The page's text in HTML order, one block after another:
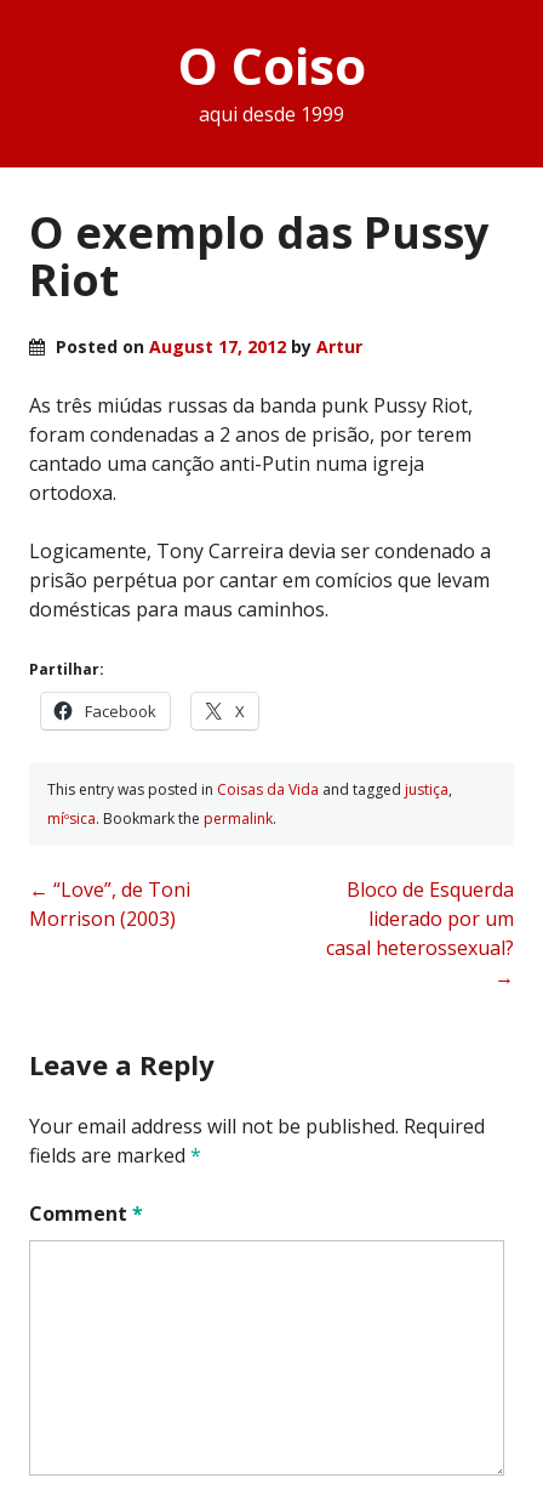
O Coiso
aqui desde 1999
O exemplo das Pussy
Riot
Posted on August 17, 2012 by Artur
As três miúdas russas da banda punk Pussy Riot,
foram condenadas a 2 anos de prisão, por terem
cantado uma canção anti-Putin numa igreja
ortodoxa.
Logicamente, Tony Carreira devia ser condenado a
prisão perpétua por cantar em comícios que levam
domésticas para maus caminhos.
Partilhar:
Facebook X
This entry was posted in Coisas da Vida and tagged justiça,
míºsica. Bookmark the permalink.
Post
navigation
← “Love”, de Toni
Morrison (2003)
Bloco de Esquerda
liderado por um
casal heterossexual?
→
Leave a Reply
Your email address will not be published. Required
fields are marked *
Comment *